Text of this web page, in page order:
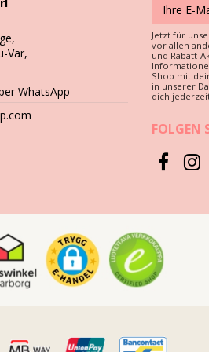
dieser einige Jahre gebrauchsfähig
wie Beton, Steine (z. B.
Sie können die Farbe
Var,
WhatsApp
Jetzt für
vor allen
und Rabatt-
Shop mit
in unserer
dich
FOLGEN